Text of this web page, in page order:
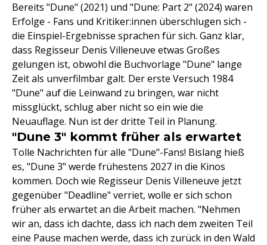
Bereits "Dune" (2021) und "Dune: Part 2" (2024) waren
Erfolge - Fans und Kritiker:innen überschlugen sich -
die Einspiel-Ergebnisse sprachen für sich. Ganz klar,
dass Regisseur Denis Villeneuve etwas Großes
gelungen ist, obwohl die Buchvorlage "Dune" lange
Zeit als unverfilmbar galt. Der erste Versuch 1984
"Dune" auf die Leinwand zu bringen, war nicht
missglückt, schlug aber nicht so ein wie die
Neuauflage. Nun ist der dritte Teil in Planung.
"Dune 3" kommt früher als erwartet
Tolle Nachrichten für alle "Dune"-Fans! Bislang hieß
es, "Dune 3" werde frühestens 2027 in die Kinos
kommen. Doch wie Regisseur Denis Villeneuve jetzt
gegenüber "Deadline" verriet, wolle er sich schon
früher als erwartet an die Arbeit machen. "Nehmen
wir an, dass ich dachte, dass ich nach dem zweiten Teil
eine Pause machen werde, dass ich zurück in den Wald